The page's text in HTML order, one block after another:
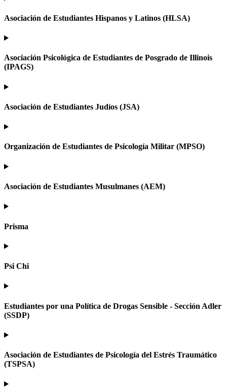
Asociación de Estudiantes Hispanos y Latinos (HLSA)
Asociación Psicológica de Estudiantes de Posgrado de Illinois
(IPAGS)
Asociación de Estudiantes Judíos (JSA)
Organización de Estudiantes de Psicología Militar (MPSO)
Asociación de Estudiantes Musulmanes (AEM)
Prisma
Psi Chi
Estudiantes por una Política de Drogas Sensible - Sección Adler
(SSDP)
Asociación de Estudiantes de Psicología del Estrés Traumático
(TSPSA)